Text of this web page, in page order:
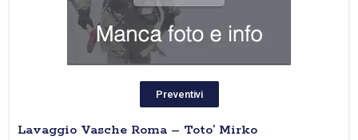
Preventivi
Lavaggio Vasche Roma – Toto’ Mirko